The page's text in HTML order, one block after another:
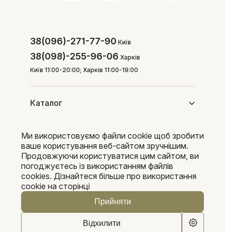
0
38(096)-271-77-90 Київ
38(098)-255-96-06 Харків
Київ 11:00-20:00; Харків 11:00-19:00
Каталог
Покупцям
Pleka 2016-2026
Ми використовуємо файли cookie щоб зробити
ваше користування веб-сайтом зручнішим.
Продовжуючи користуватися цим сайтом, ви
погоджуєтесь із використанням файлів
cookies. Дізнайтеся більше про використання
cookie на сторінці
Прийняти
Відхилити